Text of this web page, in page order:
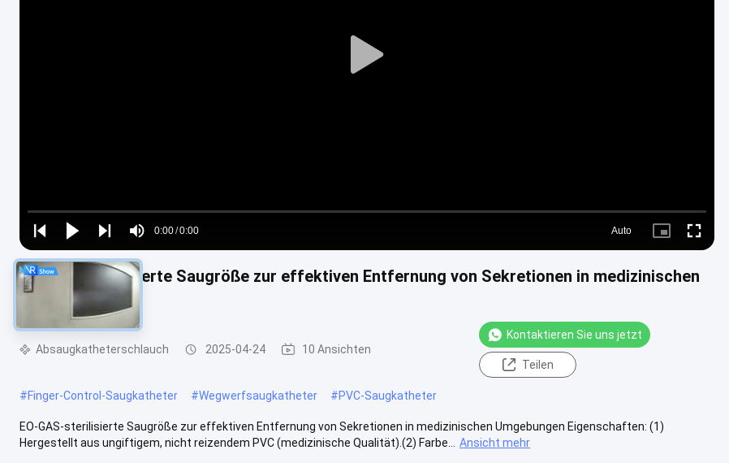
Play
Play
Play
Play
Mute
Time
0:00/0:00
Loaded:
0%
Auto
Picture- Fullscreen
EO-GAS-sterilisierte Saugröße zur effektiven Entfernung von Sekretionen in medizinischen
Umgebungen
Absaugkatheterschlauch 2025-04-24 10 Ansichten
Kontaktieren Sie uns jetzt
Teilen
#Finger-Control-Saugkatheter #Wegwerfsaugkatheter #PVC-Saugkatheter
EO-GAS-sterilisierte Saugröße zur effektiven Entfernung von Sekretionen in medizinischen Umgebungen Eigenschaften: (1)
Hergestellt aus ungiftigem, nicht reizendem PVC (medizinische Qualität).(2) Farbe...
Ansicht mehr